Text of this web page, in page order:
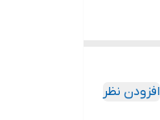
افزودن نظر